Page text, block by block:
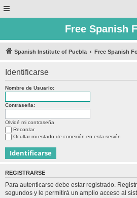
Free Spanish
Spanish Institute of Puebla Free Spanish
Identificarse
Nombre de Usuario:
Contraseña:
Olvidé mi contraseña
Recordar
Ocultar mi estado de conexión en esta sesión
REGISTRARSE
Para autenticarse debe estar registrado.
segundos y le permitirá un amplio acceso al